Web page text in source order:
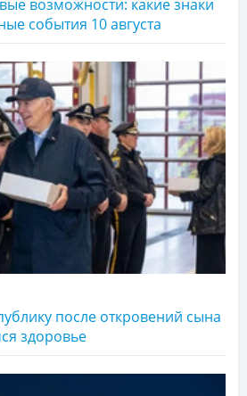
возможности: какие знаки
события 10 августа
после откровений сына
здоровье